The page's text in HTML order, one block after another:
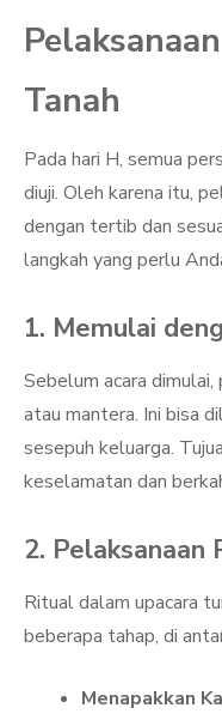
Tanah
Pada hari H, semua
diuji. Oleh karena itu,
dengan tertib dan
langkah yang perlu
1. Memulai
Sebelum acara
atau mantera. Ini bisa
sesepuh keluarga.
keselamatan dan
2. Pelaksanaan
Ritual dalam upacara
beberapa tahap, di
Menapakkan